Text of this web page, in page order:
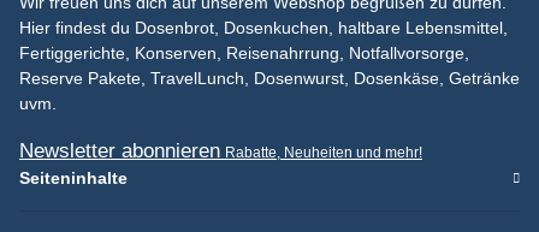
Hier findest du Dosenbrot, Dosenkuchen, haltbare Lebensmittel,
Fertiggerichte, Konserven, Reisenahrrung, Notfallvorsorge,
Reserve Pakete, TravelLunch, Dosenwurst, Dosenkäse, Getränke
uvm.
Newsletter abonnieren Rabatte, Neuheiten und mehr!
Seiteninhalte